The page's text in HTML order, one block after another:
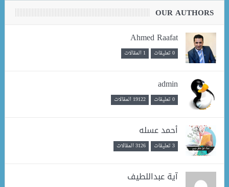
OUR AUTHORS
Ahmed Raafat
0 تعليقات 1 المقالات
admin
0 تعليقات 19122 المقالات
أحمد عسله
3 تعليقات 3126 المقالات
آية عبداللطيف